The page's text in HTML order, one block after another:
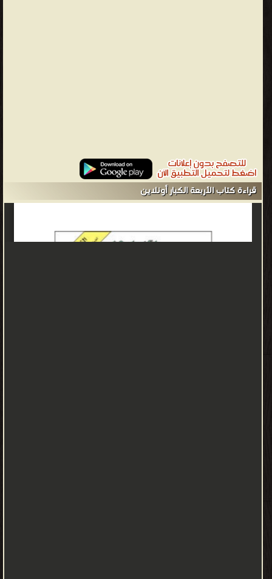
1890 إلى 12 يناير 1976)، هي كاتبة إنجليزية اشتهرت بكتابة روايات الجرائم
لكنها أيضا كتبت روايات رومانسية باسم مستعار هو ماري ويستماكوت
(بالإنجليزية: Mary Westmacott) تعد أعظم مؤلفة روايات جرائم في
103 لغات. ❰ لها مجموعة من الإنجازات والمؤلفات أبرزها ❞ الرجل
الغامض ❝ ❞ جريمة فى قطار الشرق ❝ ❞ معبد الحب ❝ ❞ ثم لم يبق أحد
قراءة كتاب الأربعة الكبار أونلاين